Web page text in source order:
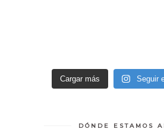
Cargar más Seguir
DÓNDE ESTAMOS